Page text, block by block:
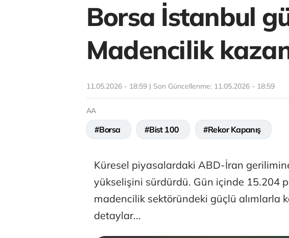
Borsa İstanbul
Madencilik
11.05.2026 - 18:59 | Son Güncellenme: 11.05.2026 - 18:59
AA
#Borsa #Bist 100 #Rekor Kapanış
Küresel piyasalardaki ABD-İran
yükselişini sürdürdü. Gün içinde 15.204
madencilik sektöründeki güçlü alımlarla
detaylar...